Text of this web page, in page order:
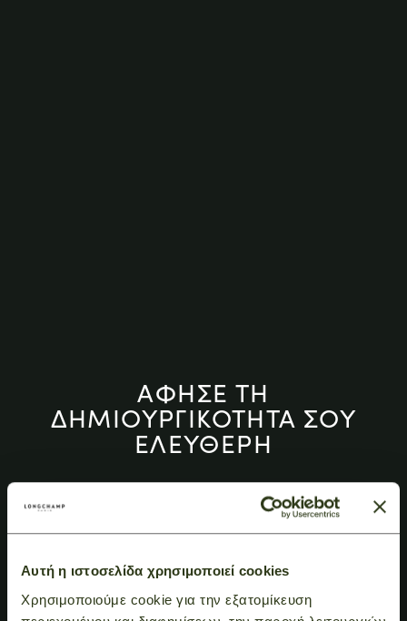
Αυτή η ιστοσελίδα χρησιμοποιεί cookies
Χρησιμοποιούμε cookie για την εξατομίκευση
ΑΦΗΣΕ ΤΗ
ΔΗΜΙΟΥΡΓΙΚΟΤΗΤΑ ΣΟΥ
ΕΛΕΥΘΕΡΗ
ΓΙΑΤΙ Η ΕΜΠΝΕΥΣΗ ΒΡΙΣΚΕΤΑΙ ΣΕ ΚΑΘΕ
ΑΝΑΚΑΛΥΨΤΕ